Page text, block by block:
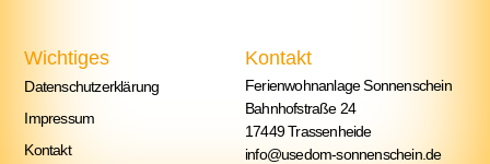
Wichtiges
Datenschutzerklärung
Impressum
Kontakt
Kontakt
Ferienwohnanlage Sonnenschein
Bahnhofstraße 24
17449 Trassenheide
info@usedom-sonnenschein.de